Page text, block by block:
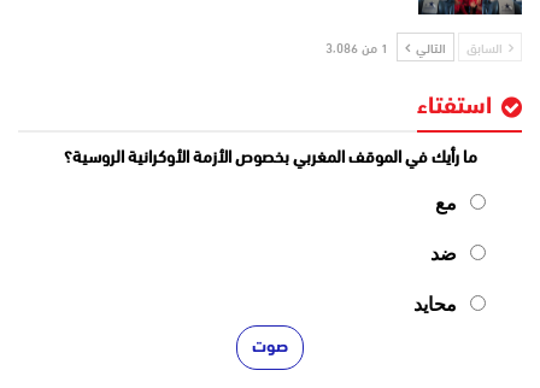
السابق التالي 1 من 3٬086
استفتاء
ما رأيك في الموقف المغربي بخصوص الأزمة الأوكرانية الروسية؟
مع
ضد
محايد